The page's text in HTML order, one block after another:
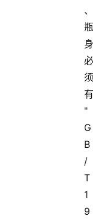
、
瓶
身
必
须
有
"
G
B
/
T
1
9